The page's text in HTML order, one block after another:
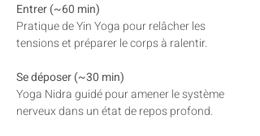
Entrer (~60 min)
Pratique de Yin Yoga pour relâcher les
tensions et préparer le corps à ralentir.
Se déposer (~30 min)
Yoga Nidra guidé pour amener le système
nerveux dans un état de repos profond.